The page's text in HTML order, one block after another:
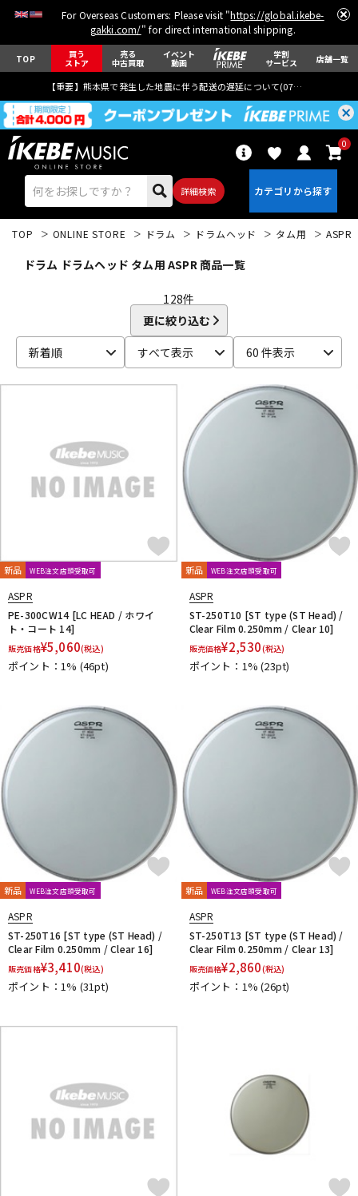
For Overseas Customers: Please visit "https://global.ikebe-
gakki.com/" for direct international shipping.
TOP 買う
ストア
売る
中古買取
イベント
動画
学割
サービス 店舗一覧
【重要】熊本県で発生した地震に伴う配送の遅延について(07月29日
詳細検索
0
ベース ウクレレ
ドラム
キーボード
その他楽器
アンプ エフェクター
DJ機器 DTM
DTM オンライン納品 レコーディング機器
TOP ONLINE STORE ドラム ドラムヘッド タム用 ASPR
ドラム ドラムヘッド タム用 ASPR 商品一覧
128件
更に絞り込む
新着順
すべて表示 60 件表示
新品 WEB注文店頭受取可
ASPR
PE-300CW14 [LC HEAD / ホワイ
ト・コート 14]
販売価格¥5,060(税込)
ポイント：1% (46pt)
新品 WEB注文店頭受取可
ASPR
ST-250T10 [ST type (ST Head) /
Clear Film 0.250mm / Clear 10]
販売価格¥2,530(税込)
ポイント：1%(23pt)
新品 WEB注文店頭受取可
ASPR
ST-250T16 [ST type (ST Head) /
Clear Film 0.250mm / Clear 16]
販売価格¥3,410(税込)
ポイント：1% (31pt)
新品 WEB注文店頭受取可
ASPR
ST-250T13 [ST type (ST Head) /
Clear Film 0.250mm / Clear 13]
販売価格¥2,860(税込)
ポイント：1%(26pt)